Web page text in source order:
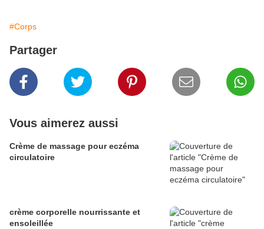
#Corps
Partager
Vous aimerez aussi
Crème de massage pour eczéma
circulatoire
crème corporelle nourrissante et
ensoleillée